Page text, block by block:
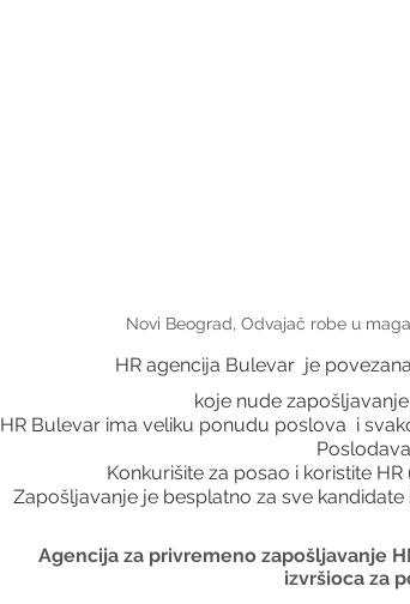
Novi Beograd, Odvajač robe u
HR agencija Bulevar  je
koje nude
HR Bulevar ima veliku ponudu poslova  i
Konkurišite za posao i koristite
Zapošljavanje je besplatno za sve
Agencija za privremeno zapošljavanje
izvršioca za